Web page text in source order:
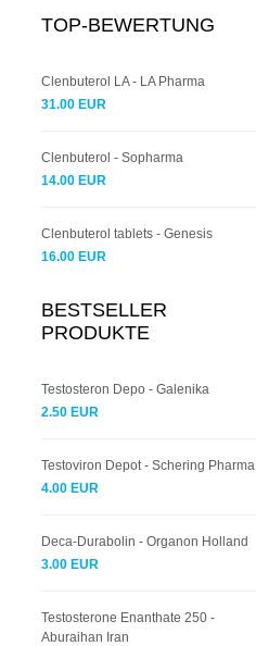
TOP-BEWERTUNG
Clenbuterol LA - LA Pharma
31.00 EUR
Clenbuterol - Sopharma
14.00 EUR
Clenbuterol tablets - Genesis
16.00 EUR
BESTSELLER
PRODUKTE
Testosteron Depo - Galenika
2.50 EUR
Testoviron Depot - Schering Pharma
4.00 EUR
Deca-Durabolin - Organon Holland
3.00 EUR
Testosterone Enanthate 250 -
Aburaihan Iran